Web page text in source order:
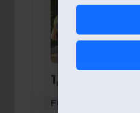
1,93 CHF
Fruit of the Loom